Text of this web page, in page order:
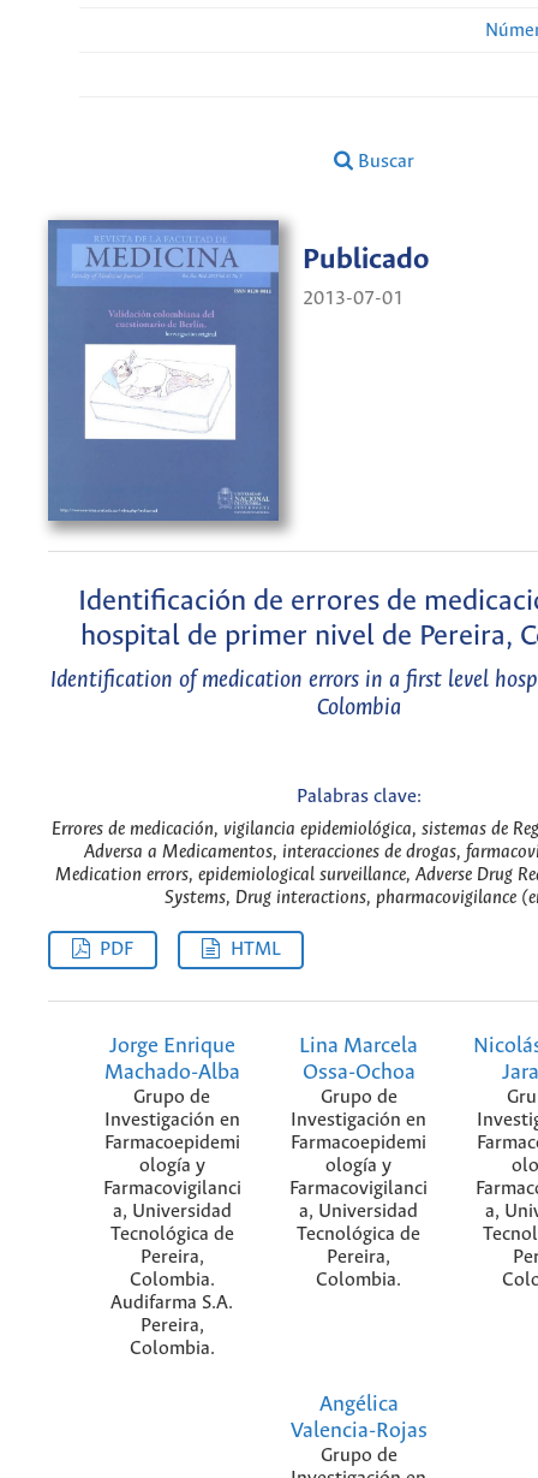
Buscar
Publicado
2013-07-01
Identificación de errores de
hospital de primer nivel de Pereira,
Identification of medication errors in a first level
Colombia
Palabras clave:
Errores de medicación, vigilancia epidemiológica, sistemas de
Adversa a Medicamentos, interacciones de drogas,
Medication errors, epidemiological surveillance, Adverse Drug
Systems, Drug interactions, pharmacovigilance
PDF HTML
Jorge Enrique
Machado-Alba
Grupo de
Investigación en
Farmacoepidemi
ología y
Farmacovigilanci
a, Universidad
Tecnológica de
Pereira,
Colombia.
Audifarma S.A.
Pereira,
Colombia.
Lina Marcela
Ossa-Ochoa
Grupo de
Investigación en
Farmacoepidemi
ología y
Farmacovigilanci
a, Universidad
Tecnológica de
Pereira,
Colombia.
a,
Angélica
Valencia-Rojas
Grupo de